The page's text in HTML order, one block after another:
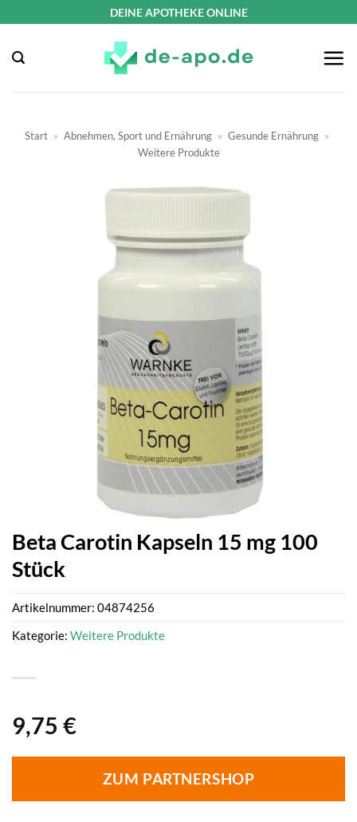
springen
DEINE APOTHEKE ONLINE
Start » Abnehmen, Sport und Ernährung » Gesunde Ernährung »
Weitere Produkte
Beta Carotin Kapseln 15 mg 100
Stück
9,75 €
ZUM PARTNERSHOP
Artikelnummer: 04874256
Kategorie: Weitere Produkte